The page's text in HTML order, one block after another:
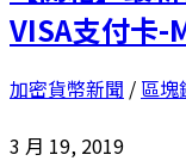
VISA支付卡-
加密貨幣新聞 / 區塊
3 月 19, 2019